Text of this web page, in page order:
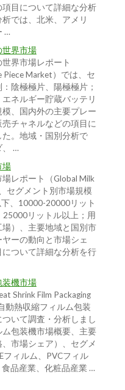
目について詳細な分析
では、北米、アメリ
…
世界市場
界市場レポート
Piece Market）では、セ
陰極極片、陽極極片；
ネルギー貯蔵バッテリ
、国内外の主要プレー
チャネルなどの項目に
。地域・国別分析で
、 …
場
レポート（Global Milk
セグメント別市場規模
、10000-20000リット
リットル以上；用
）、主要地域と国別市
ーの動向と市場シェ
ついて詳細な分析を行
装機市場
Shrink Film Packaging
動熱収縮フィルム包装
いて調査・分析しまし
包装機市場概要、主要
市場シェア）、セグメ
フィルム、PVCフィル
品産業、化粧品産業 …